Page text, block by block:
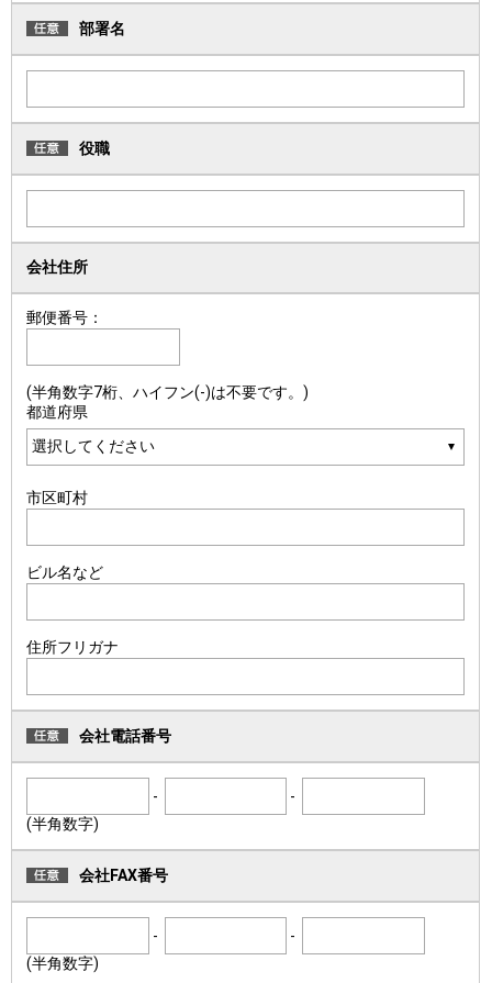
部署名
役職
会社住所
郵便番号：
(半角数字7桁、ハイフン(-)は不要です。)
都道府県
市区町村
ビル名など
住所フリガナ
会社電話番号
-
-
(半角数字)
会社FAX番号
-
-
(半角数字)